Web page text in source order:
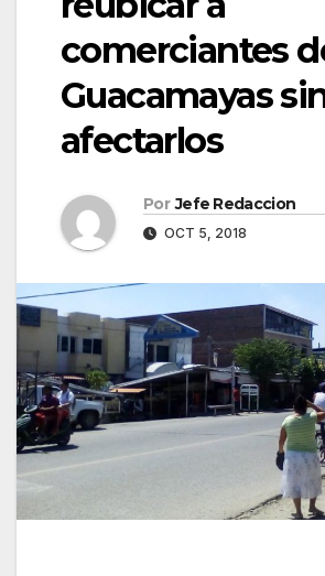
comerciantes
Guacamayas
afectarlos
Por Jefe Redaccion
OCT 5, 2018